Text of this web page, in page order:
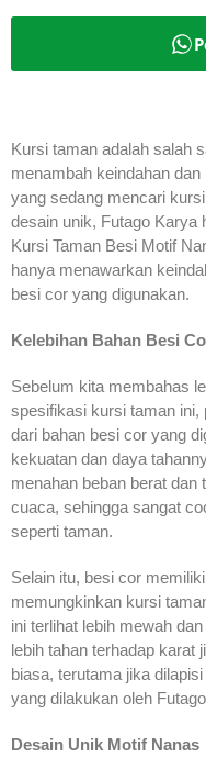
Kursi taman adalah salah
menambah keindahan
yang sedang mencari
desain unik, Futago Karya
Kursi Taman Besi Motif
hanya menawarkan
besi cor yang digunakan.
Kelebihan Bahan Besi
Sebelum kita membahas
spesifikasi kursi taman ini,
dari bahan besi cor yang
kekuatan dan daya
menahan beban berat dan
cuaca, sehingga sangat
seperti taman.
Selain itu, besi cor
memungkinkan kursi
ini terlihat lebih mewah
lebih tahan terhadap karat
biasa, terutama jika
yang dilakukan oleh
Desain Unik Motif Nanas